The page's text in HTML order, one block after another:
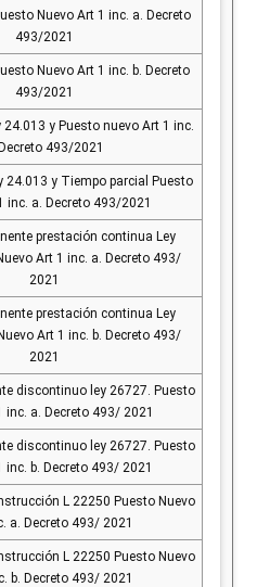
Nuevo Art 1 inc. a. Decreto
493/2021
Nuevo Art 1 inc. b. Decreto
493/2021
24.013 y Puesto nuevo Art 1 inc.
493/2021
24.013 y Tiempo parcial Puesto
inc. a. Decreto 493/2021
prestación continua Ley
Art 1 inc. a. Decreto 493/
2021
prestación continua Ley
Art 1 inc. b. Decreto 493/
2021
discontinuo ley 26727. Puesto
inc. a. Decreto 493/ 2021
discontinuo ley 26727. Puesto
inc. b. Decreto 493/ 2021
L 22250 Puesto Nuevo
a. Decreto 493/ 2021
L 22250 Puesto Nuevo
b. Decreto 493/ 2021